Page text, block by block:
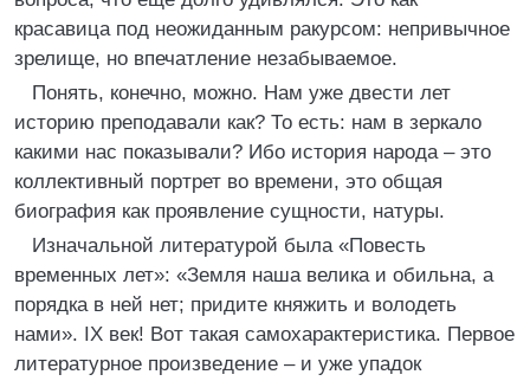
красавица под неожиданным ракурсом: непривычное
зрелище, но впечатление незабываемое.
Понять, конечно, можно. Нам уже двести лет
историю преподавали как? То есть: нам в зеркало
какими нас показывали? Ибо история народа – это
коллективный портрет во времени, это общая
биография как проявление сущности, натуры.
Изначальной литературой была «Повесть
временных лет»: «Земля наша велика и обильна, а
порядка в ней нет; придите княжить и володеть
нами». IX век! Вот такая самохарактеристика. Первое
литературное произведение – и уже упадок